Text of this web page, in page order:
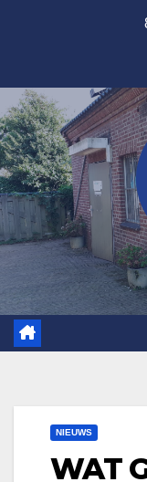
inhoud
NIEUWS
WAT